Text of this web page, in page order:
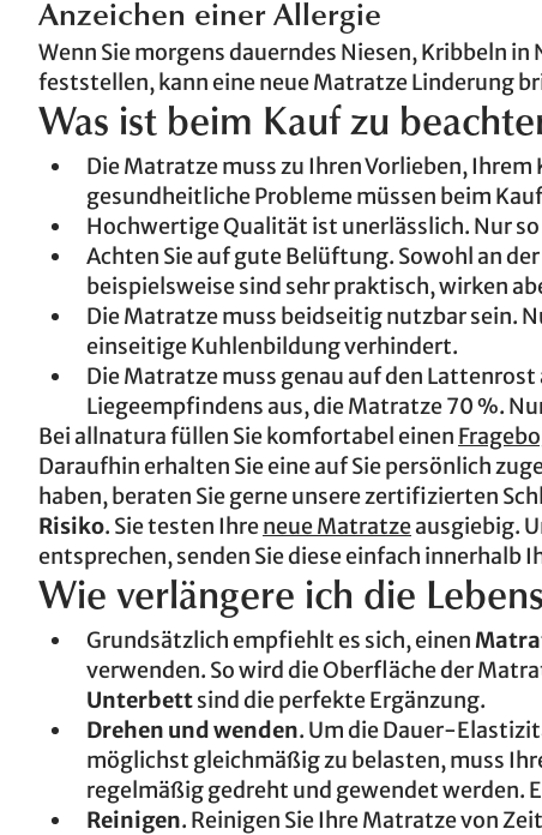
Anzeichen einer Allergie
Wenn Sie morgens dauerndes Niesen, Kribbeln
feststellen, kann eine neue Matratze Linderung
Was ist beim Kauf zu
Die Matratze muss zu Ihren Vorlieben,
gesundheitliche Probleme müssen beim
Hochwertige Qualität ist unerlässlich. Nur
Achten Sie auf gute Belüftung. Sowohl an
beispielsweise sind sehr praktisch, wirken
Die Matratze muss beidseitig nutzbar sein.
einseitige Kuhlenbildung verhindert.
Die Matratze muss genau auf den
Liegeempfindens aus, die Matratze 70 %.
Bei allnatura füllen Sie komfortabel einen
Daraufhin erhalten Sie eine auf Sie persönlich
haben, beraten Sie gerne unsere zertifizierten
Risiko. Sie testen Ihreneue Matratzeausgiebig.
entsprechen, senden Sie diese einfach
Wie verlängere ich die
Grundsätzlich empfiehlt es sich, einen
verwenden. So wird die Oberfläche der
Unterbettsind die perfekte Ergänzung.
Drehen und wenden. Um die Dauer-
möglichst gleichmäßig zu belasten, muss
regelmäßig gedreht und gewendet werden.
Reinigen. Reinigen Sie Ihre Matratze von